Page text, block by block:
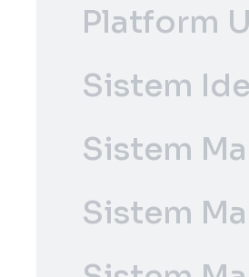
Platform
Sistem
Sistem
Sistem